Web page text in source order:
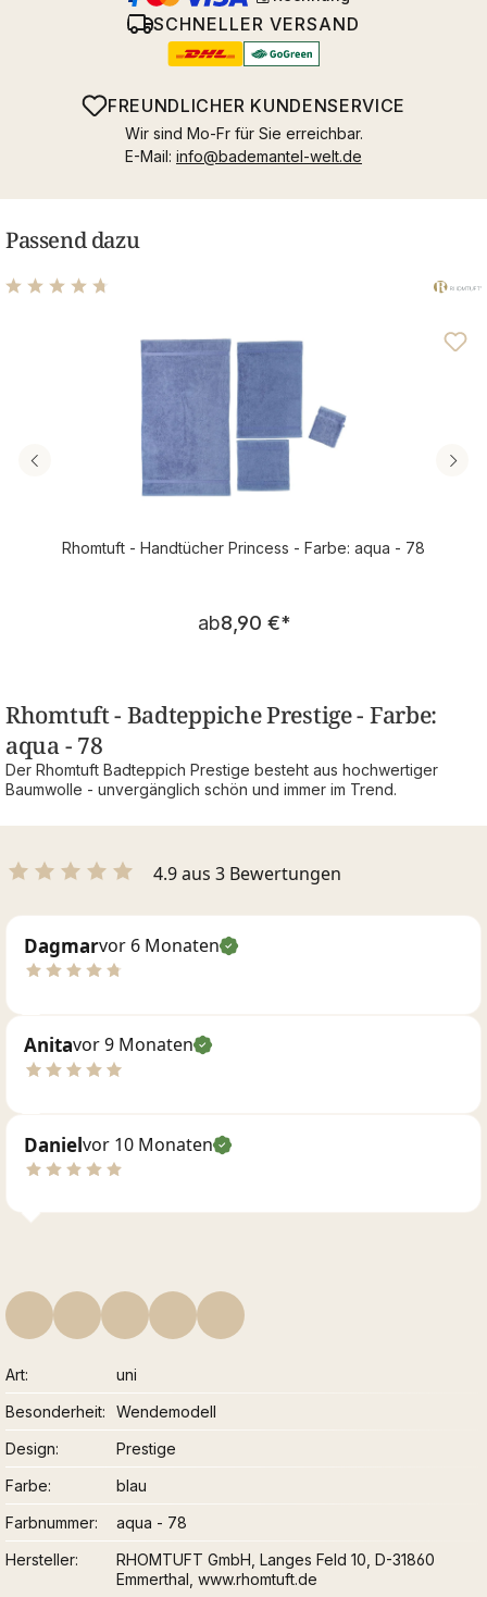
SCHNELLER VERSAND
FREUNDLICHER KUNDENSERVICE
Wir sind Mo-Fr für Sie erreichbar.
E-Mail: info@bademantel-welt.de
Passend dazu
Rhomtuft - Handtücher Princess - Farbe: aqua - 78
Regulärer Preis:
ab8,90 €*
Rhomtuft - Badteppiche Prestige - Farbe:
aqua - 78
Der Rhomtuft Badteppich Prestige besteht aus hochwertiger
Baumwolle - unvergänglich schön und immer im Trend.
4.9 aus 3 Bewertungen
Dagmarvor 6 Monaten
Anitavor 9 Monaten
Danielvor 10 Monaten
Art
uni
Besonderheit
Wendemodell
Design
Prestige
Farbe
blau
Farbnummer
aqua - 78
Hersteller
RHOMTUFT GmbH, Langes Feld 10, D-31860
Emmerthal, www.rhomtuft.de